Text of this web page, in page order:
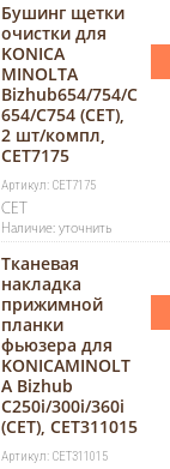
Бушинг щетки
очистки для
KONICA
MINOLTA
Bizhub654/754/C
654/C754 (CET),
2 шт/компл,
CET7175
Артикул: CET7175
CET
Наличие: уточнить
Тканевая
накладка
прижимной
планки
фьюзера для
KONICAMINOLT
A Bizhub
C250i/300i/360i
(CET), CET311015
Артикул: CET311015